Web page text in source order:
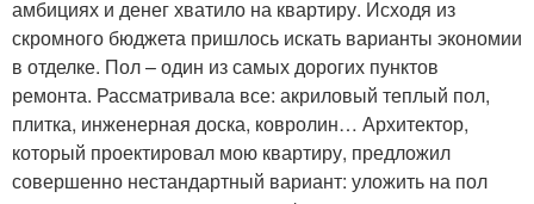
амбициях и денег хватило на квартиру. Исходя из
скромного бюджета пришлось искать варианты экономии
в отделке. Пол – один из самых дорогих пунктов
ремонта. Рассматривала все: акриловый теплый пол,
плитка, инженерная доска, ковролин… Архитектор,
который проектировал мою квартиру, предложил
совершенно нестандартный вариант: уложить на пол